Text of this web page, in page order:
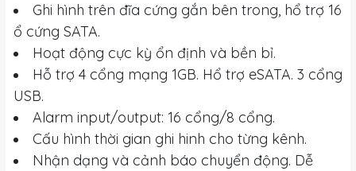
Ghi hình trên đĩa cứng gắn bên trong, hổ trợ 16
ổ cứng SATA.
Hoạt động cực kỳ ổn định và bền bỉ.
Hỗ trợ 4 cổng mạng 1GB. Hổ trợ eSATA. 3 cổng
USB.
Alarm input/output: 16 cổng/8 cổng.
Cấu hình thời gian ghi hinh cho từng kênh.
Nhận dạng và cảnh báo chuyển động. Dễ